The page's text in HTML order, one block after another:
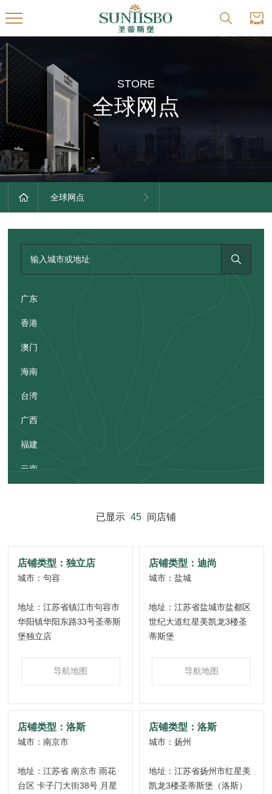
STORE
全球网点
全球网点
广东
香港
澳门
海南
台湾
广西
福建
云南
浙江
江苏
安徽
重庆
四川
青海
宁夏
已显示 45 间店铺
店铺类型：独立店
城市：句容
地址：江苏省镇江市句容市
华阳镇华阳东路33号圣蒂斯
堡独立店
导航地图
店铺类型：迪尚
城市：盐城
地址：江苏省盐城市盐都区
世纪大道红星美凯龙3楼圣
蒂斯堡
导航地图
店铺类型：洛斯
城市：南京市
地址：江苏省 南京市 雨花
台区 卡子门大街38号 月星
店铺类型：洛斯
城市：扬州
地址：江苏省扬州市红星美
凯龙3楼圣蒂斯堡（洛斯）